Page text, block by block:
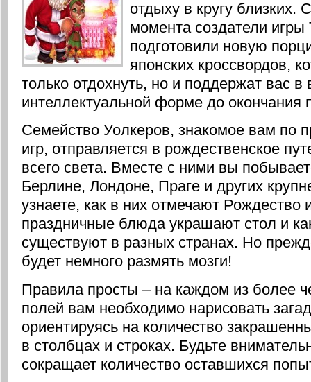
отдыху в кругу близких.
момента создатели игры
подготовили новую
японских кроссвордов,
только отдохнуть, но и поддержат вас в
интеллектуальной форме до окончания
Семейство Уолкеров, знакомое вам по
игр, отправляется в рождественское
всего света. Вместе с ними вы
Берлине, Лондоне, Праге и других
узнаете, как в них отмечают Рождество
праздничные блюда украшают стол и
существуют в разных странах. Но
будет немного размять мозги!
Правила просты – на каждом из более
полей вам необходимо нарисовать
ориентируясь на количество
в столбцах и строках. Будьте
сокращает количество оставшихся